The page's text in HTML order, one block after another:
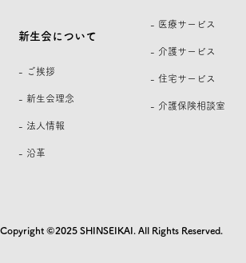
新生会について
- ご挨拶
- 新生会理念
- 法人情報
- 沿革
- 医療サービス
- 介護サービス
- 住宅サービス
- 介護保険相談室
Copyright ©2025 SHINSEIKAI. All Rights Reserved.